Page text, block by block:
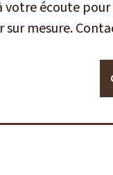
écoute
sur mesure.